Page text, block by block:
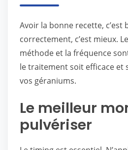
Avoir la bonne recette, c’est
correctement, c’est mieux.
méthode et la fréquence
le traitement soit efficace et
vos géraniums.
Le meilleur
pulvériser